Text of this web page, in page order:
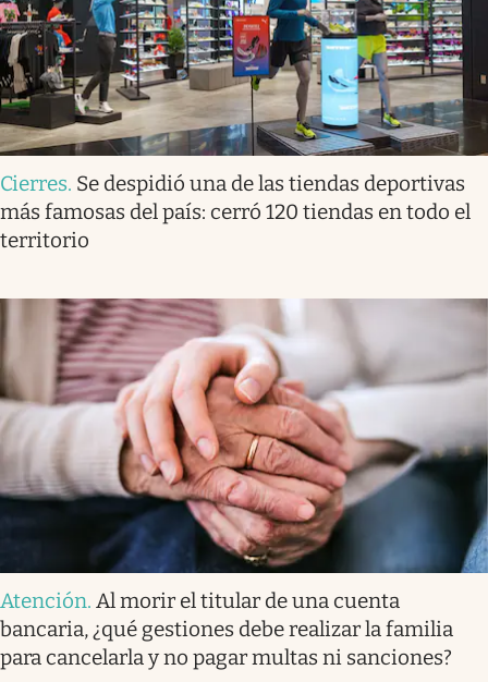
Cierres. Se despidió una de las tiendas deportivas
más famosas del país: cerró 120 tiendas en todo el
territorio
Atención. Al morir el titular de una cuenta
bancaria, ¿qué gestiones debe realizar la familia
para cancelarla y no pagar multas ni sanciones?